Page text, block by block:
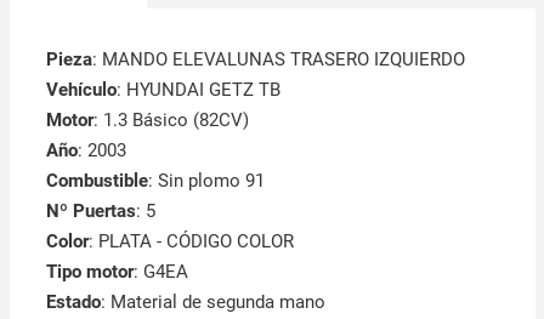
Pieza: MANDO ELEVALUNAS TRASERO IZQUIERDO
Vehículo: HYUNDAI GETZ TB
Motor: 1.3 Básico (82CV)
Año: 2003
Combustible: Sin plomo 91
Nº Puertas: 5
Color: PLATA - CÓDIGO COLOR
Tipo motor: G4EA
Estado: Material de segunda mano